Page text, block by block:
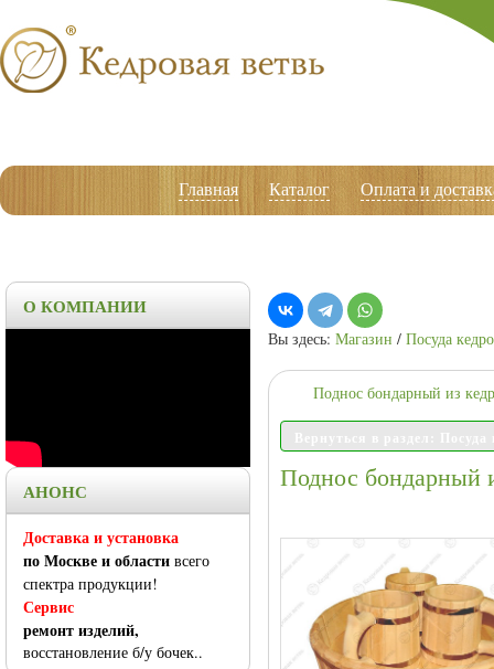
Главная Каталог Оплата и
О КОМПАНИИ
АНОНС
Доставка и установка
по Москве и области всего
спектра продукции!
Сервис
ремонт изделий,
восстановление б/у бочек..
Вы здесь: Магазин / Посуда
Поднос бондарный из
Поднос бондарный